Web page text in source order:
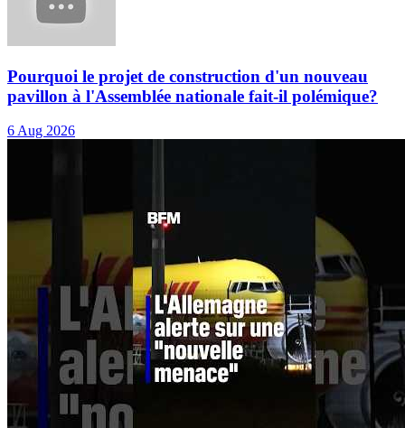
Pourquoi le projet de construction d'un nouveau
pavillon à l'Assemblée nationale fait-il polémique?
6 Aug 2026